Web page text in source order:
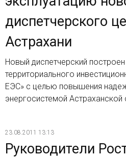
диспетчерского
Астрахани
Новый диспетчерский
территориального
ЕЭС» c целью повышения
энергосистемой Астраханской
23.08.2011 13:13
Руководители